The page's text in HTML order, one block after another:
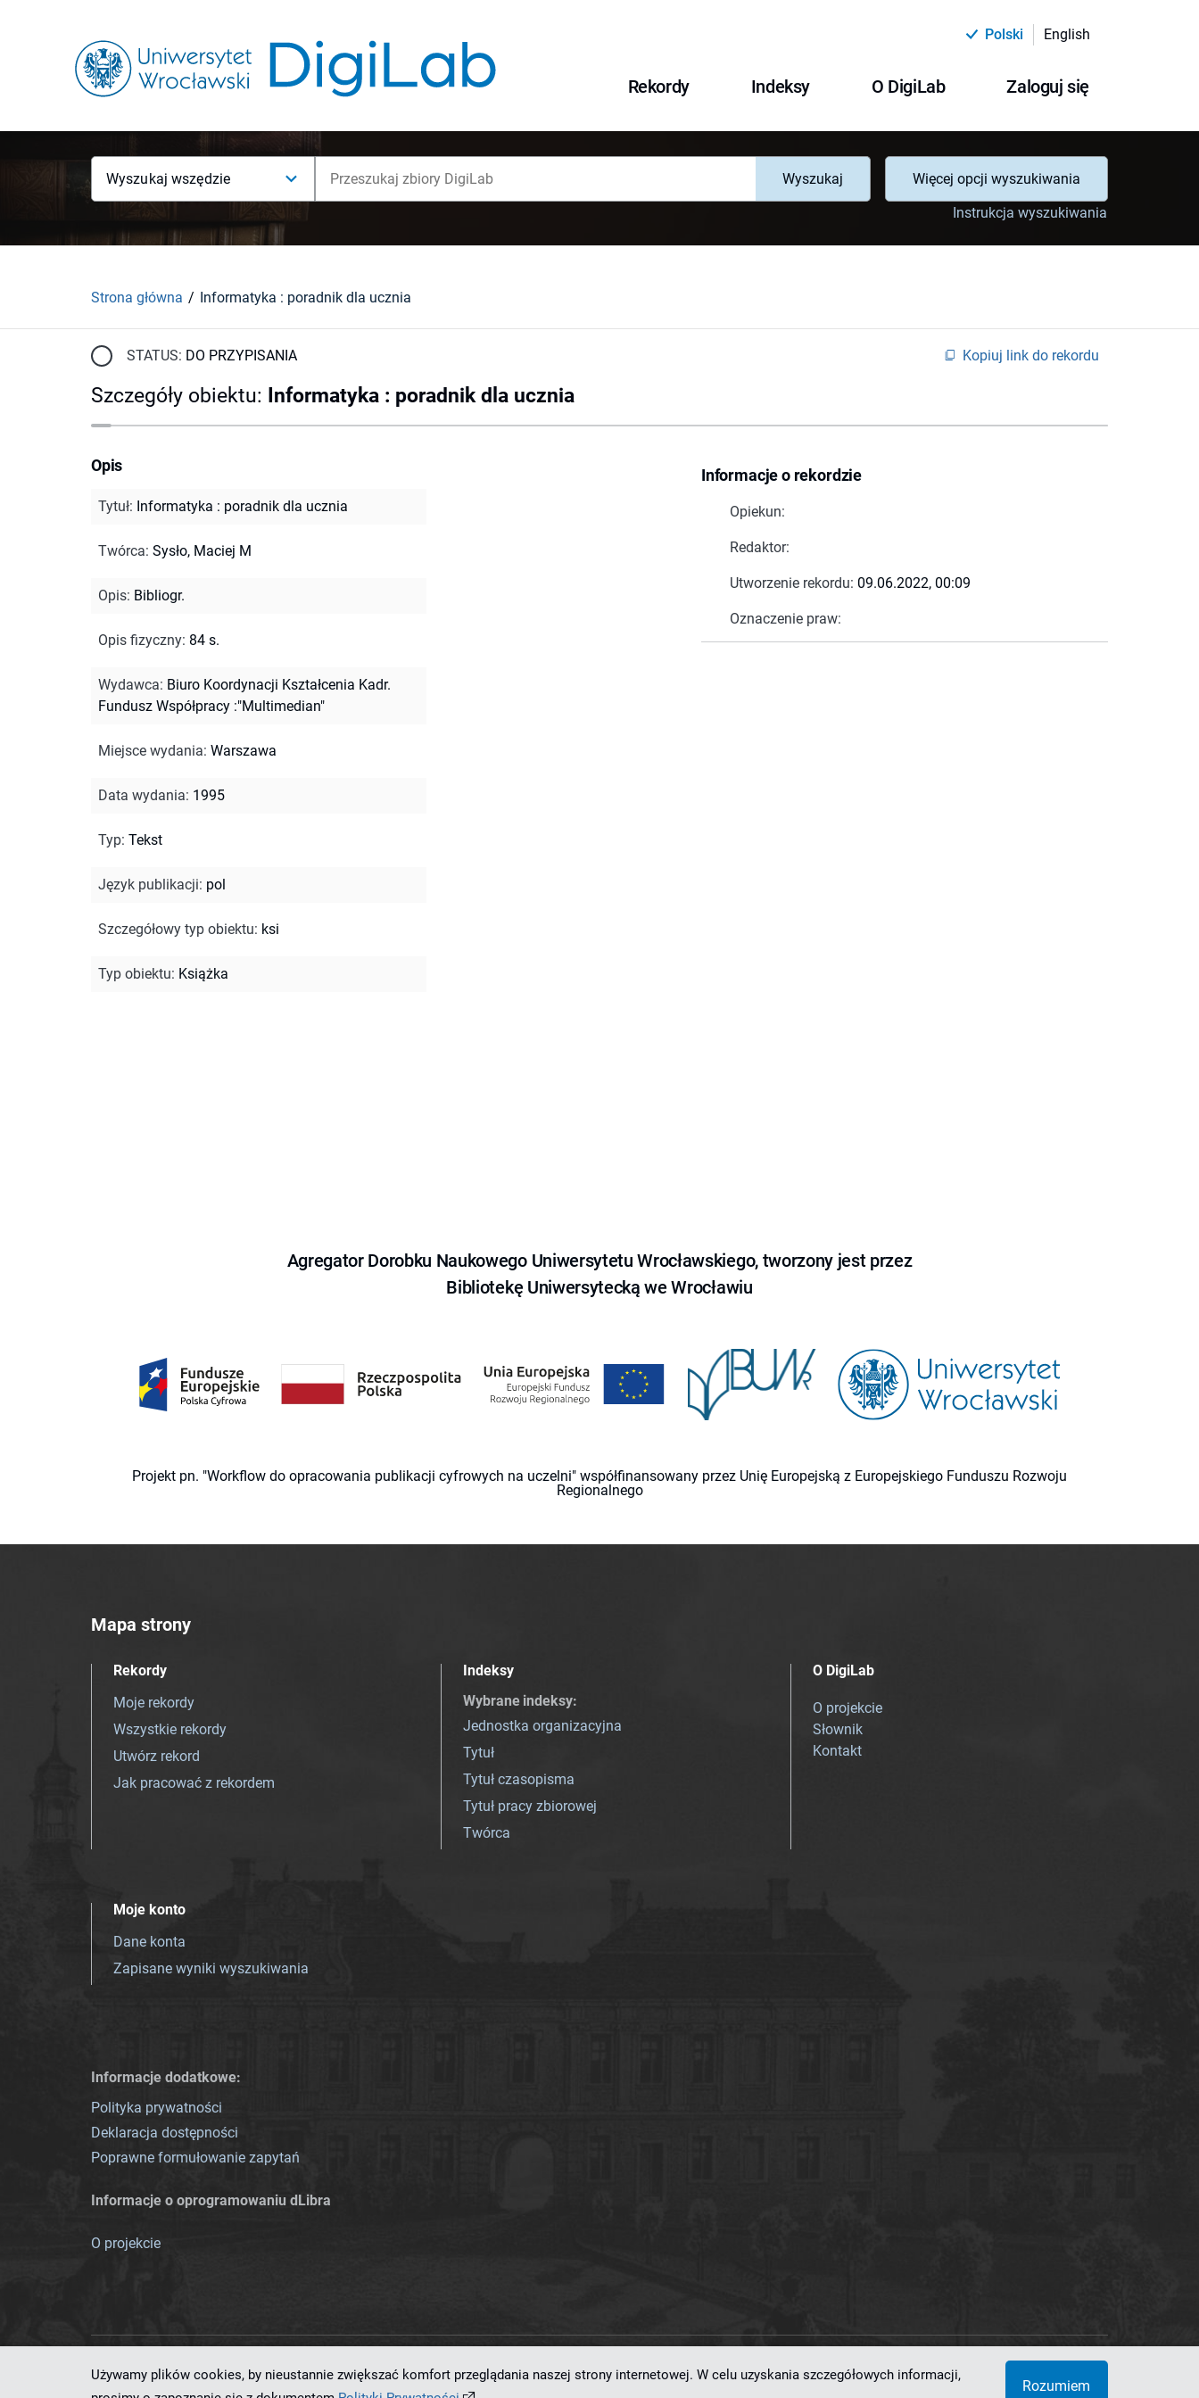
Polski English
Rekordy Indeksy O DigiLab Zaloguj się
Wyszukaj wszędzie Wyszukaj
Więcej opcji wyszukiwania
Instrukcja wyszukiwania
Strona główna Informatyka : poradnik dla ucznia
STATUS: DO PRZYPISANIA Kopiuj link do rekordu
Szczegóły obiektu: Informatyka : poradnik dla ucznia
Informacje o rekordzie
Opiekun:
Redaktor:
Utworzenie rekordu: 09.06.2022, 00:09
Oznaczenie praw:
Opis
Tytuł: Informatyka : poradnik dla ucznia
Twórca: Sysło, Maciej M
Opis: Bibliogr.
Opis fizyczny: 84 s.
Wydawca: Biuro Koordynacji Kształcenia Kadr.
Fundusz Współpracy :"Multimedian"
Miejsce wydania: Warszawa
Data wydania: 1995
Typ: Tekst
Język publikacji: pol
Szczegółowy typ obiektu: ksi
Typ obiektu: Książka
Agregator Dorobku Naukowego Uniwersytetu Wrocławskiego, tworzony jest przez
Bibliotekę Uniwersytecką we Wrocławiu
Projekt pn. "Workflow do opracowania publikacji cyfrowych na uczelni" współfinansowany przez Unię Europejską z Europejskiego Funduszu Rozwoju
Regionalnego
Mapa strony
Rekordy
Moje rekordy
Wszystkie rekordy
Utwórz rekord
Jak pracować z rekordem
Indeksy
Wybrane indeksy:
Jednostka organizacyjna
Tytuł
Tytuł czasopisma
Tytuł pracy zbiorowej
Twórca
O DigiLab
O projekcie
Słownik
Kontakt
Moje konto
Dane konta
Zapisane wyniki wyszukiwania
Informacje dodatkowe:
Polityka prywatności
Deklaracja dostępności
Poprawne formułowanie zapytań
Informacje o oprogramowaniu dLibra
O projekcie
Ten serwis działa dzięki oprogramowaniudLibra 7.0.0-SNAPSHOT opracowanemu przezPoznańskie Centrum Superkomputerowo-Sieciowe
Używamy plików cookies, by nieustannie zwiększać komfort przeglądania naszej strony internetowej. W celu uzyskania szczegółowych informacji,
Rozumiem